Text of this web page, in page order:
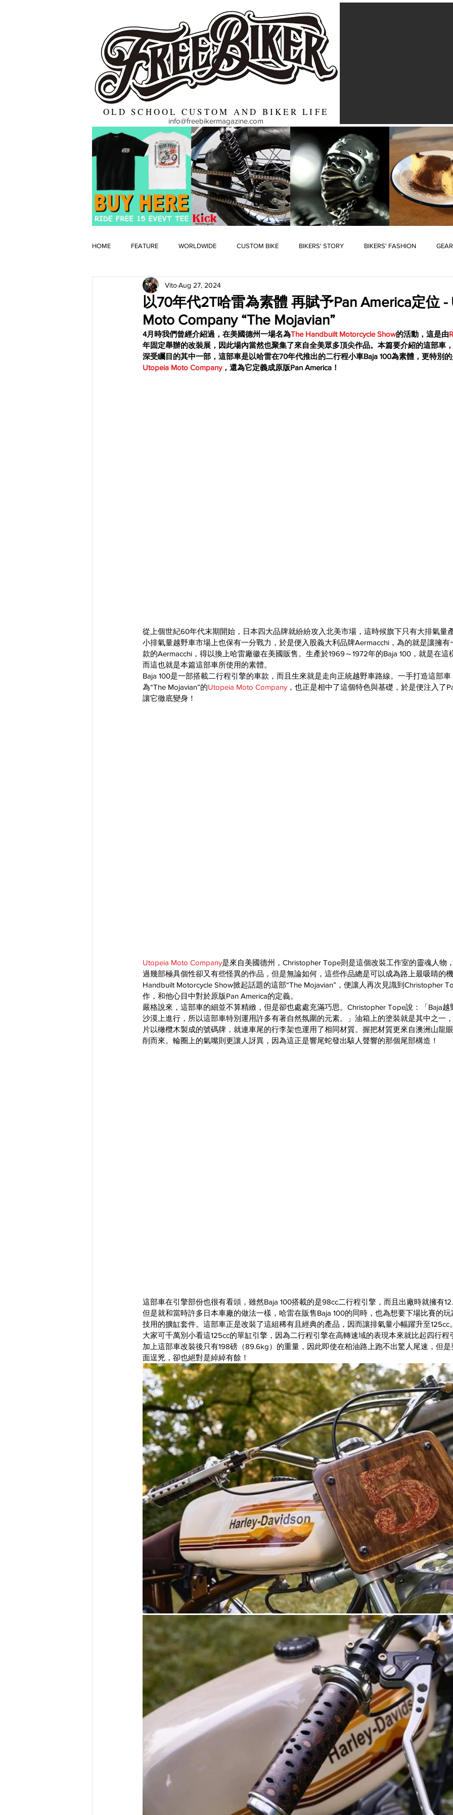
OLD SCHOOL CUSTOM AND BIKER LIFE
info@freebikermagazine.com
HOME FEATURE WORLDWIDE CUSTOM BIKE BIKERS' STORY BIKERS' FASHION
OLD TIMER
以70年代2T哈雷為素體 再賦予Pan America定位 -
Moto Company “The Mojavian”
VitoAug 27, 2024
4月時我們曾經介紹過，在美國德州一場名為The Handbuilt Motorcycle Show的活動，這是由
年固定舉辦的改裝展，因此場內當然也聚集了來自全美眾多頂尖作品。本篇要介紹的這部車
深受矚目的其中一部，這部車是以哈雷在70年代推出的二行程小車Baja 100為素體，更特別
Utopeia Moto Company， 還為它定義成原版Pan America！
從上個世紀60年代末期開始，日本四大品牌就紛紛攻入北美市場，這時候旗下只有大排氣量
小排氣量越野車市場上也保有一分戰力，於是便入股義大利品牌Aermacchi，為的就是讓擁有
款的Aermacchi，得以換上哈雷廠徽在美國販售。生產於1969～1972年的Baja 100，就是在這
而這也就是本篇這部車所使用的素體。
Baja 100是一部搭載二行程引擎的車款，而且生來就是走向正統越野車路線。一手打造這部
為“The Mojavian”的Utopeia Moto Company ，也正是相中了這個特色與基礎，於是便注入了
讓它徹底變身！
Utopeia Moto Company是來自美國德州，Christopher Tope則是這個改裝工作室的靈魂人物
過幾部極具個性卻又有些怪異的作品，但是無論如何，這些作品總是可以成為路上最吸睛的
Handbuilt Motorcycle Show掀起話題的這部“The Mojavian”，便讓人再次見識到Christopher
作，和他心目中對於原版Pan America的定義。
嚴格說來，這部車的細並不算精緻，但是卻也處處充滿巧思。Christopher Tope說：「Baja越
沙漠上進行，所以這部車特別運用許多有著自然氛圍的元素。」油箱上的塗裝就是其中之一
片以橄欖木製成的號碼牌，就連車尾的行李架也運用了相同材質。握把材質更來自澳洲山龍
削而來。輪圈上的氣嘴則更讓人訝異，因為這正是響尾蛇發出駭人聲響的那個尾部構造！
這部車在引擎部份也很有看頭，雖然Baja 100搭載的是98cc二行程引擎，而且出廠時就擁有
但是就和當時許多日本車廠的做法一樣，哈雷在販售Baja 100的同時，也為想要下場比賽的
技用的擴缸套件。這部車正是改裝了這組稀有且經典的產品，因而讓排氣量小幅躍升至125cc。
大家可千萬別小看這125cc的單缸引擎，因為二行程引擎在高轉速域的表現本來就比起四行程
加上這部車改裝後只有198磅（89.6kg）的重量，因此即使在柏油路上跑不出驚人尾速，但
面逞兇，卻也絕對是綽綽有餘！